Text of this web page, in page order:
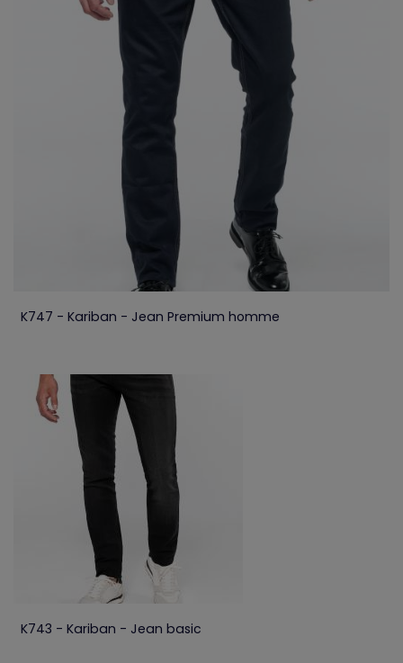
K747 - Kariban - Jean Premium homme
K743 - Kariban - Jean basic